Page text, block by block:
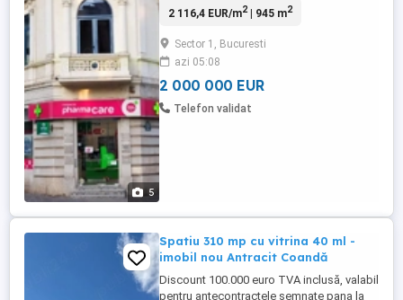
5
ultracentrala ofera acces facil spre toate
tansport public (troleibuz, autobuz,
tramvai, metrou). In vecinatate se afla
multe magazine, gradinite, ...
2 116,4 EUR/m2| 945 m2
Sector 1, Bucuresti
azi 05:08
2 000 000 EUR
Telefon validat
Spatiu 310 mp cu vitrina 40 ml -
imobil nou Antracit Coandă
Discount 100.000 euro TVA inclusă, valabil
pentru antecontractele semnate pana la